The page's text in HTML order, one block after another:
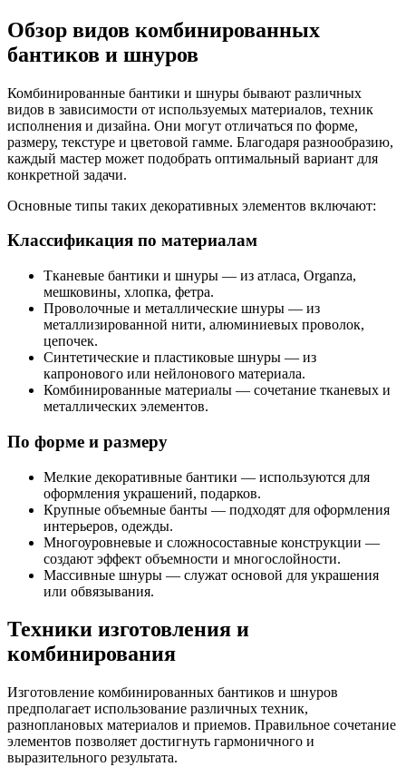
Обзор видов комбинированных
бантиков и шнуров
Комбинированные бантики и шнуры бывают различных
видов в зависимости от используемых материалов, техник
исполнения и дизайна. Они могут отличаться по форме,
размеру, текстуре и цветовой гамме. Благодаря разнообразию,
каждый мастер может подобрать оптимальный вариант для
конкретной задачи.
Основные типы таких декоративных элементов включают:
Классификация по материалам
Тканевые бантики и шнуры — из атласа, Organza,
мешковины, хлопка, фетра.
Проволочные и металлические шнуры — из
металлизированной нити, алюминиевых проволок,
цепочек.
Синтетические и пластиковые шнуры — из
капронового или нейлонового материала.
Комбинированные материалы — сочетание тканевых и
металлических элементов.
По форме и размеру
Мелкие декоративные бантики — используются для
оформления украшений, подарков.
Крупные объемные банты — подходят для оформления
интерьеров, одежды.
Многоуровневые и сложносоставные конструкции —
создают эффект объемности и многослойности.
Массивные шнуры — служат основой для украшения
или обвязывания.
Техники изготовления и
комбинирования
Изготовление комбинированных бантиков и шнуров
предполагает использование различных техник,
разноплановых материалов и приемов. Правильное сочетание
элементов позволяет достигнуть гармоничного и
выразительного результата.